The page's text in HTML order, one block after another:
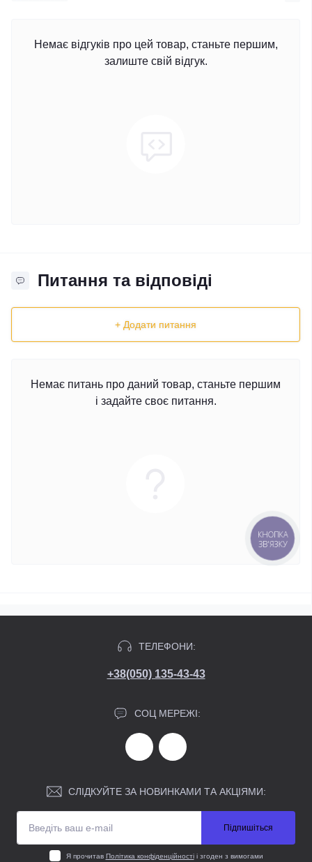
Немає відгуків про цей товар, станьте першим,
залиште свій відгук.
Питання та відповіді
+ Додати питання
Немає питань про даний товар, станьте першим
і задайте своє питання.
ТЕЛЕФОНИ:
+38(050) 135-43-43
СОЦ МЕРЕЖІ:
СЛІДКУЙТЕ ЗА НОВИНКАМИ ТА АКЦІЯМИ:
Підпишіться
Я прочитав Політика конфіденційностіі згоден з вимогами
КНОПКА
ЗВ'ЯЗКУ